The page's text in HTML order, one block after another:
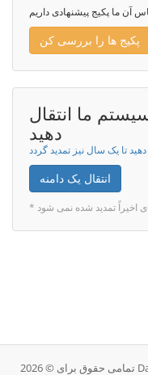
آن ما پکیج پیشنهادی داریم
پکیج ها را بررسی کن
ما انتقال
دهید
انتقال یک دامنه
اخیراً تمدید شده نمی شود